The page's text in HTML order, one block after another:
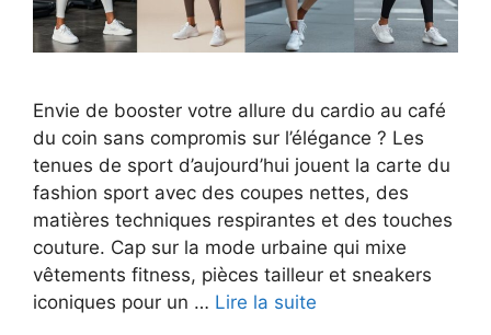
Envie de booster votre allure du cardio au café
du coin sans compromis sur l’élégance ? Les
tenues de sport d’aujourd’hui jouent la carte du
fashion sport avec des coupes nettes, des
matières techniques respirantes et des touches
couture. Cap sur la mode urbaine qui mixe
vêtements fitness, pièces tailleur et sneakers
iconiques pour un … Lire la suite